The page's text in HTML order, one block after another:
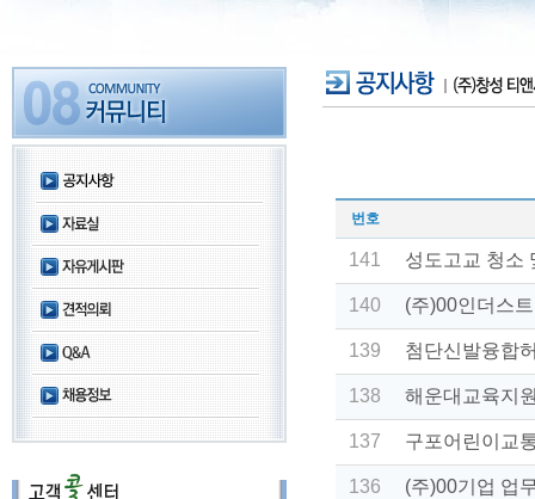
번호
141 성도고교 청소
140 (주)00인더스
139 첨단신발융합
138 해운대교육지
137 구포어린이교
136 (주)00기업 업